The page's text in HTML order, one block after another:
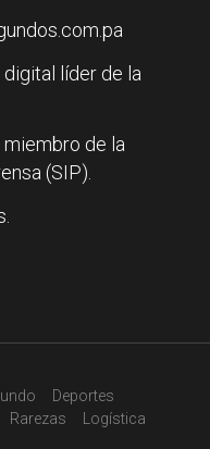
líder de la
miembro de la
(SIP).
Deportes
Rarezas Logística